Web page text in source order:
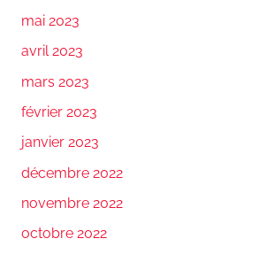
mai 2023
avril 2023
mars 2023
février 2023
janvier 2023
décembre 2022
novembre 2022
octobre 2022